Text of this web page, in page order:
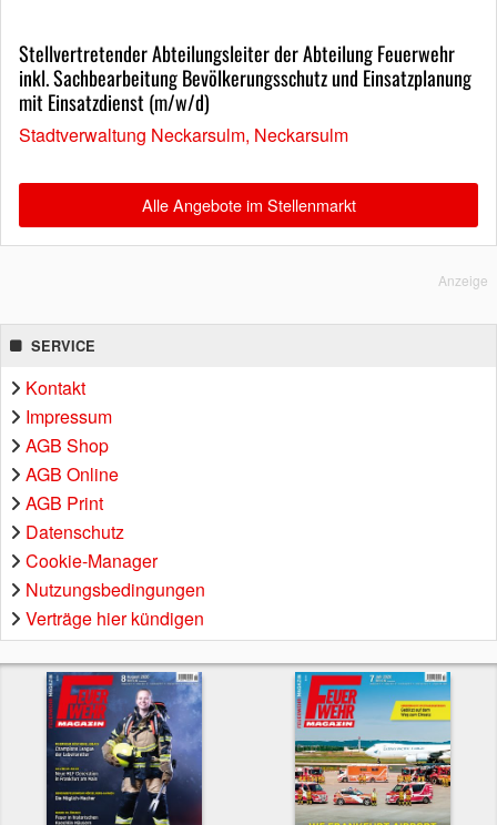
Stellvertretender Abteilungsleiter der Abteilung Feuerwehr
inkl. Sachbearbeitung Bevölkerungsschutz und Einsatzplanung
mit Einsatzdienst (m/w/d)
Stadtverwaltung Neckarsulm, Neckarsulm
Alle Angebote im Stellenmarkt
Anzeige
SERVICE
Kontakt
Impressum
AGB Shop
AGB Online
AGB Print
Datenschutz
Cookie-Manager
Nutzungsbedingungen
Verträge hier kündigen